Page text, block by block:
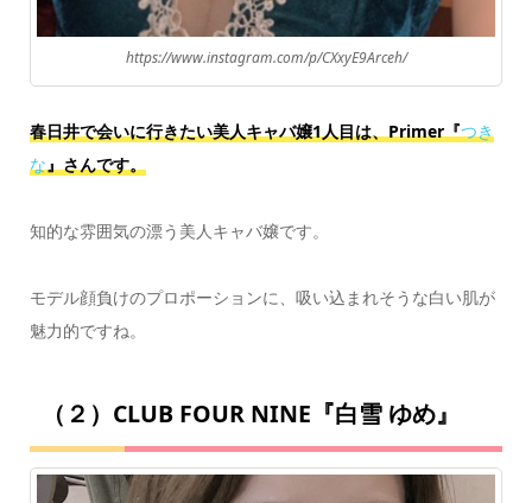
https://www.instagram.com/p/CXxyE9Arceh/
春日井で会いに行きたい美人キャバ嬢1人目は、Primer『つき
な』さんです。
知的な雰囲気の漂う美人キャバ嬢です。
モデル顔負けのプロポーションに、吸い込まれそうな白い肌が
魅力的ですね。
（２）CLUB FOUR NINE『白雪 ゆめ』